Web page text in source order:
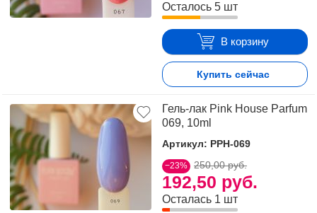
Осталось 5 шт
В корзину
Купить сейчас
Гель-лак Pink House Parfum
069, 10ml
Артикул: PPH-069
−23%
192,50 руб.
250,00 руб.
Осталась 1 шт